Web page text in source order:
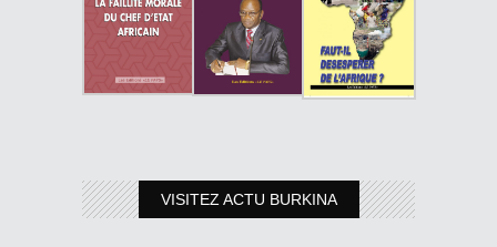
VISITEZ ACTU BURKINA